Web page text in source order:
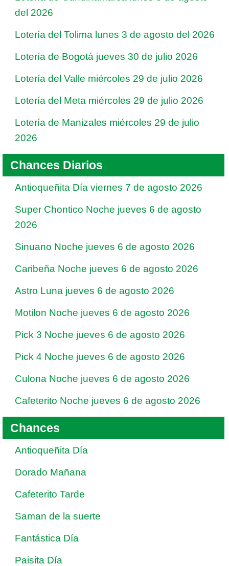
del 2026
Lotería del Tolima lunes 3 de agosto del 2026
Lotería de Bogotá jueves 30 de julio 2026
Lotería del Valle miércoles 29 de julio 2026
Lotería del Meta miércoles 29 de julio 2026
Lotería de Manizales miércoles 29 de julio
2026
Chances Diarios
Antioqueñita Día viernes 7 de agosto 2026
Super Chontico Noche jueves 6 de agosto
2026
Sinuano Noche jueves 6 de agosto 2026
Caribeña Noche jueves 6 de agosto 2026
Astro Luna jueves 6 de agosto 2026
Motilon Noche jueves 6 de agosto 2026
Pick 3 Noche jueves 6 de agosto 2026
Pick 4 Noche jueves 6 de agosto 2026
Culona Noche jueves 6 de agosto 2026
Cafeterito Noche jueves 6 de agosto 2026
Chances
Antioqueñita Día
Dorado Mañana
Cafeterito Tarde
Saman de la suerte
Fantástica Día
Paisita Día